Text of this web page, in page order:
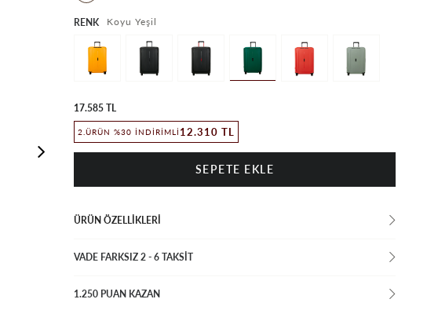
RENK Koyu Yeşil
17.585 TL
2.ÜRÜN %30 İNDIRIMLI 12.310 TL
ÜRÜN ÖZELLIKLERI
VADE FARKSIZ 2 - 6 TAKSIT
1.250 PUAN KAZAN